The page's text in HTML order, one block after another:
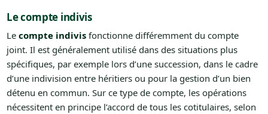
Le compte indivis
Le compte indivisfonctionne différemment du compte
joint. Il est généralement utilisé dans des situations plus
spécifiques, par exemple lors d’une succession, dans le cadre
d’une indivision entre héritiers ou pour la gestion d’un bien
détenu en commun. Sur ce type de compte, les opérations
nécessitent en principe l’accord de tous les cotitulaires, selon